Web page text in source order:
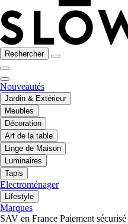
Rechercher
Nouveautés
Jardin & Extérieur
Meubles
Décoration
Art de la table
Linge de Maison
Luminaires
Tapis
Electroménager
Lifestyle
Marques
SAV en France Paiement sécurisé